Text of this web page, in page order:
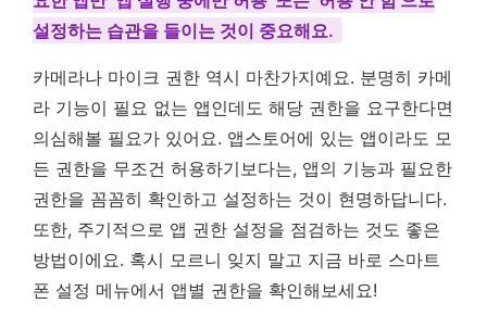
설정하는 습관을 들이는 것이 중요해요.
카메라나 마이크 권한 역시 마찬가지예요. 분명히 카메
라 기능이 필요 없는 앱인데도 해당 권한을 요구한다면
의심해볼 필요가 있어요. 앱스토어에 있는 앱이라도 모
든 권한을 무조건 허용하기보다는, 앱의 기능과 필요한
권한을 꼼꼼히 확인하고 설정하는 것이 현명하답니다.
또한, 주기적으로 앱 권한 설정을 점검하는 것도 좋은
방법이에요. 혹시 모르니 잊지 말고 지금 바로 스마트
폰 설정 메뉴에서 앱별 권한을 확인해보세요!